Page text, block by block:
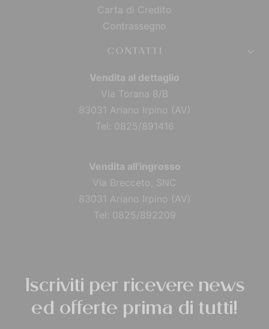
Carta di Credito
Contrassegno
CONTATTI
Vendita al dettaglio
Via Torana 8/B
83031 Ariano Irpino (AV)
Tel: 0825/891416
Vendita all'ingrosso
Via Brecceto, SNC
83031 Ariano Irpino (AV)
Tel: 0825/892209
Iscriviti per ricevere news
ed offerte prima di tutti!